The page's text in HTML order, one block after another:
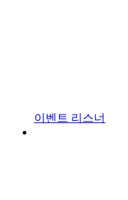
이벤트 리스너